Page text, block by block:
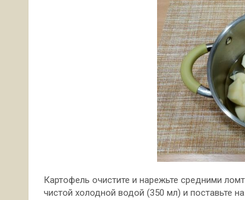
Картофель очистите и нарежьте средними
чистой холодной водой (350 мл) и поставьте